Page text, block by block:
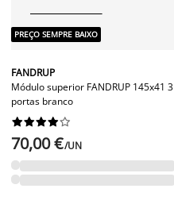
PREÇO SEMPRE BAIXO
FANDRUP
Módulo superior FANDRUP 145x41 3
portas branco






70,00 €/UN